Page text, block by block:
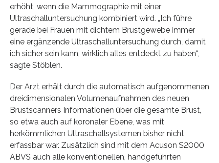
erhöht, wenn die Mammographie mit einer
Ultraschalluntersuchung kombiniert wird. „Ich führe
gerade bei Frauen mit dichtem Brustgewebe immer
eine ergänzende Ultraschalluntersuchung durch, damit
ich sicher sein kann, wirklich alles entdeckt zu haben“,
sagte Stöblen.
Der Arzt erhält durch die automatisch aufgenommenen
dreidimensionalen Volumenaufnahmen des neuen
Brustscanners Informationen über die gesamte Brust,
so etwa auch auf koronaler Ebene, was mit
herkömmlichen Ultraschallsystemen bisher nicht
erfassbar war. Zusätzlich sind mit dem Acuson S2000
ABVS auch alle konventionellen, handgeführten